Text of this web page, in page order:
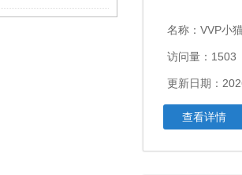
名称： VVP小猫牌VVP0.6/
访问量：1503
更新日期：
查看详情